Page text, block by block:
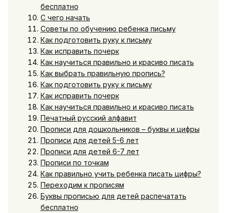
бесплатно
С чего начать
Советы по обучению ребенка письму
Как подготовить руку к письму
Как исправить почерк
Как научиться правильно и красиво писать
Как выбрать правильную пропись?
Как подготовить руку к письму
Как исправить почерк
Как научиться правильно и красиво писать
Печатный русский алфавит
Прописи для дошкольников – буквы и цифры
Прописи для детей 5-6 лет
Прописи для детей 6-7 лет
Прописи по точкам
Как правильно учить ребенка писать цифры?
Переходим к прописям
Буквы прописью для детей распечатать
бесплатно